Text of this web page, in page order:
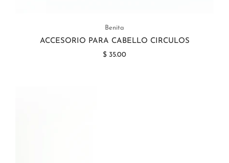
Benita
ACCESORIO PARA CABELLO CIRCULOS
$ 35.00